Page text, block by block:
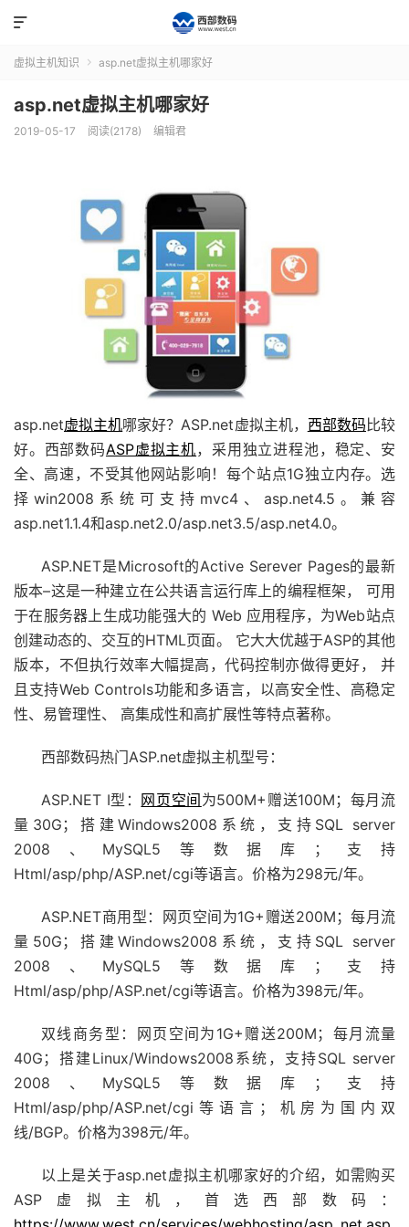

虚拟主机知识  asp.net虚拟主机哪家好
asp.net虚拟主机哪家好
2019-05-17 阅读(2178) 编辑君
asp.net虚拟主机哪家好？ASP.net虚拟主机， 西部数码 比较
好。西部数码ASP虚拟主机，采用独立进程池，稳定、安
全、高速，不受其他网站影响！每个站点1G独立内存。选
择win2008系统可支持mvc4、asp.net4.5。兼容
asp.net1.1.4和asp.net2.0/asp.net3.5/asp.net4.0。
ASP.NET是Microsoft的Active Serever Pages的最新
版本–这是一种建立在公共语言运行库上的编程框架， 可用
于在服务器上生成功能强大的 Web 应用程序，为Web站点
创建动态的、交互的HTML页面。 它大大优越于ASP的其他
版本，不但执行效率大幅提高，代码控制亦做得更好， 并
且支持Web Controls功能和多语言，以高安全性、高稳定
性、易管理性、 高集成性和高扩展性等特点著称。
西部数码热门ASP.net虚拟主机型号：
ASP.NET I型： 网页空间 为500M+赠送100M；每月流
量30G；搭建Windows2008系统，支持SQL server
2008、MySQL5等数据库；支持
Html/asp/php/ASP.net/cgi等语言。价格为298元/年。
ASP.NET商用型：网页空间为1G+赠送200M；每月流
量50G；搭建Windows2008系统，支持SQL server
2008、MySQL5等数据库；支持
Html/asp/php/ASP.net/cgi等语言。价格为398元/年。
双线商务型：网页空间为1G+赠送200M；每月流量
40G；搭建Linux/Windows2008系统，支持SQL server
2008、MySQL5等数据库；支持
Html/asp/php/ASP.net/cgi等语言；机房为国内双
线/BGP。价格为398元/年。
以上是关于asp.net虚拟主机哪家好的介绍，如需购买
ASP虚拟主机，首选西部数码：